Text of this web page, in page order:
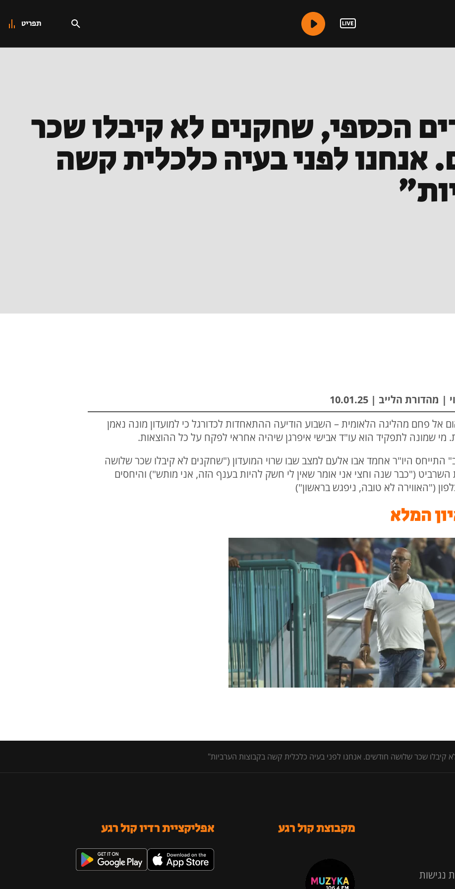
תפריט
הכספי, שחקנים לא קיבלו שכר
לפני בעיה כלכלית קשה
הלייב | 10.01.25
אל פחם מהליגה הלאומית – השבוע הודיעה ההתאחדות לכדורגל כי למועדון מונה נאמן
שמונה לתפקיד הוא עו"ד אבישי איפרגן שיהיה אחראי לפקח על כל ההוצאות.
התייחס היו"ר אחמד אבו אלעם למצב שבו שרוי המועדון ("שחקנים לא קיבלו שכר שלושה
השרביט ("כבר שנה וחצי אני אומר שאין לי חשק להיות בענף הזה, אני מותש") והיחסים
("האווירה לא טובה, ניפגש בראשון")
המלא
קיבלו שכר שלושה חודשים. אנחנו לפני בעיה כלכלית קשה בקבוצות הערביות"
נגישות
מקבוצת קול רגע אפליקציית רדיו קול רגע